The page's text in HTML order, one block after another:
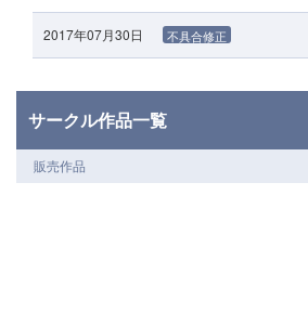
2017年07月30日 不具合修正
サークル作品一覧
販売作品